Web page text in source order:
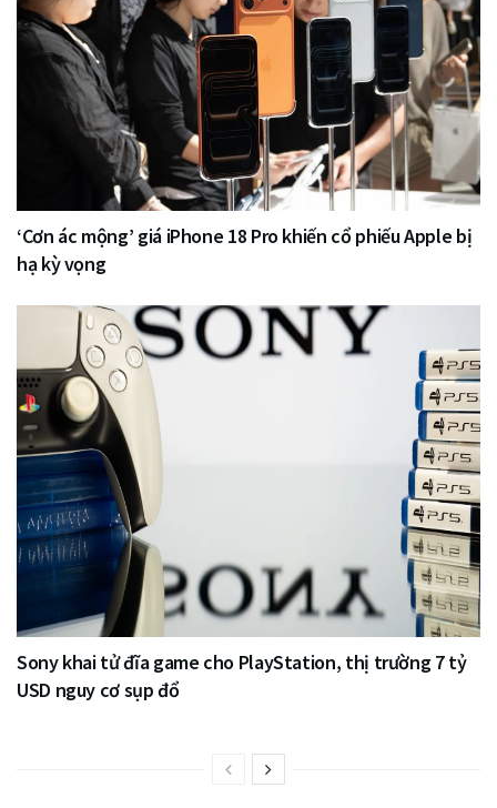
‘Cơn ác mộng’ giá iPhone 18 Pro khiến cổ phiếu Apple bị
hạ kỳ vọng
Sony khai tử đĩa game cho PlayStation, thị trường 7 tỷ
USD nguy cơ sụp đổ